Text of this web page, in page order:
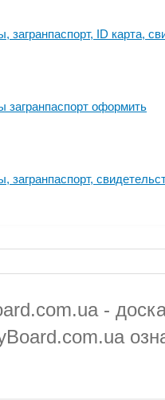
загранпаспорт, ID карта,
загранпаспорт оформить
загранпаспорт,
-